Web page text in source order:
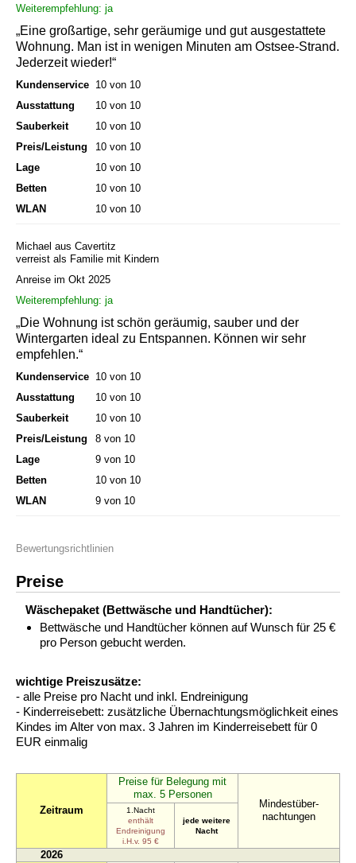
Weiterempfehlung: ja
„Eine großartige, sehr geräumige und gut ausgestattete
Wohnung. Man ist in wenigen Minuten am Ostsee-Strand.
Jederzeit wieder!“
Kundenservice 10 von 10
Ausstattung
10 von 10
Sauberkeit
10 von 10
Preis/Leistung
10 von 10
Lage
10 von 10
Betten
10 von 10
WLAN
10 von 10
Michael aus Cavertitz
verreist als Familie mit Kindern
Anreise im Okt 2025
Weiterempfehlung: ja
„Die Wohnung ist schön geräumig, sauber und der
Wintergarten ideal zu Entspannen. Können wir sehr
empfehlen.“
Kundenservice 10 von 10
Ausstattung
10 von 10
Sauberkeit
10 von 10
Preis/Leistung
8 von 10
Lage
9 von 10
Betten
10 von 10
WLAN
9 von 10
Bewertungsrichtlinien
Preise
Wäschepaket (Bettwäsche und Handtücher):
Bettwäsche und Handtücher können auf Wunsch für 25 €
pro Person gebucht werden.
wichtige Preiszusätze:
- alle Preise pro Nacht und inkl. Endreinigung
- Kinderreisebett: zusätzliche Übernachtungsmöglichkeit eines
Kindes im Alter von max. 3 Jahren im Kinderreisebett für 0
EUR einmalig
Zeitraum
Preise für Belegung mit
max. 5 Personen
Mindestüber-
nachtungen
1.Nacht
enthält
Endreinigung
i.H.v. 95 €
jede weitere
Nacht
2026